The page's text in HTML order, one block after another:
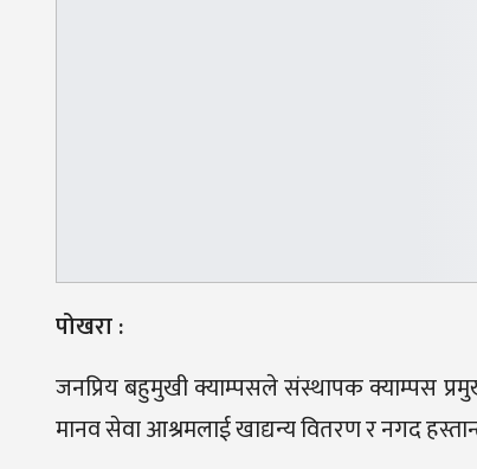
पोखरा :
जनप्रिय बहुमुखी क्याम्पसले संस्थापक क्याम्पस
मानव सेवा आश्रमलाई खाद्यन्य वितरण र नगद